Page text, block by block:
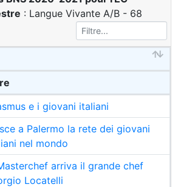
: Langue Vivante A/B - 68
e i giovani italiani
a Palermo la rete dei giovani
nel mondo
arriva il grande chef
Locatelli